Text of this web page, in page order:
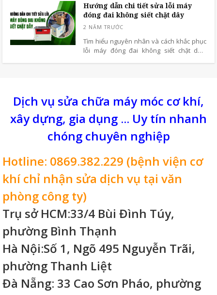
Hướng dẫn chi tiết sửa lỗi máy
đóng đai không siết chặt dây
Tìm hiểu nguyên nhân và cách khắc phục
lỗi máy đóng đai không siết chặt dây.
Dịch vụ sửa chữa máy móc cơ khí,
xây dựng, gia dụng ... Uy tín nhanh
chóng chuyên nghiệp
Hotline: 0869.382.229 (bệnh viện cơ
khí chỉ nhận sửa dịch vụ tại văn
phòng công ty)
Trụ sở HCM:33/4 Bùi Đình Túy,
phường Bình Thạnh
Hà Nội:Số 1, Ngõ 495 Nguyễn Trãi,
phường Thanh Liệt
Đà Nẵng: 33 Cao Sơn Pháo, phường